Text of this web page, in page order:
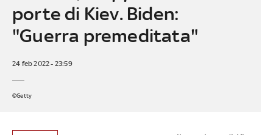
porte di Kiev. Biden:
"Guerra premeditata"
24 feb 2022 - 23:59
©Getty